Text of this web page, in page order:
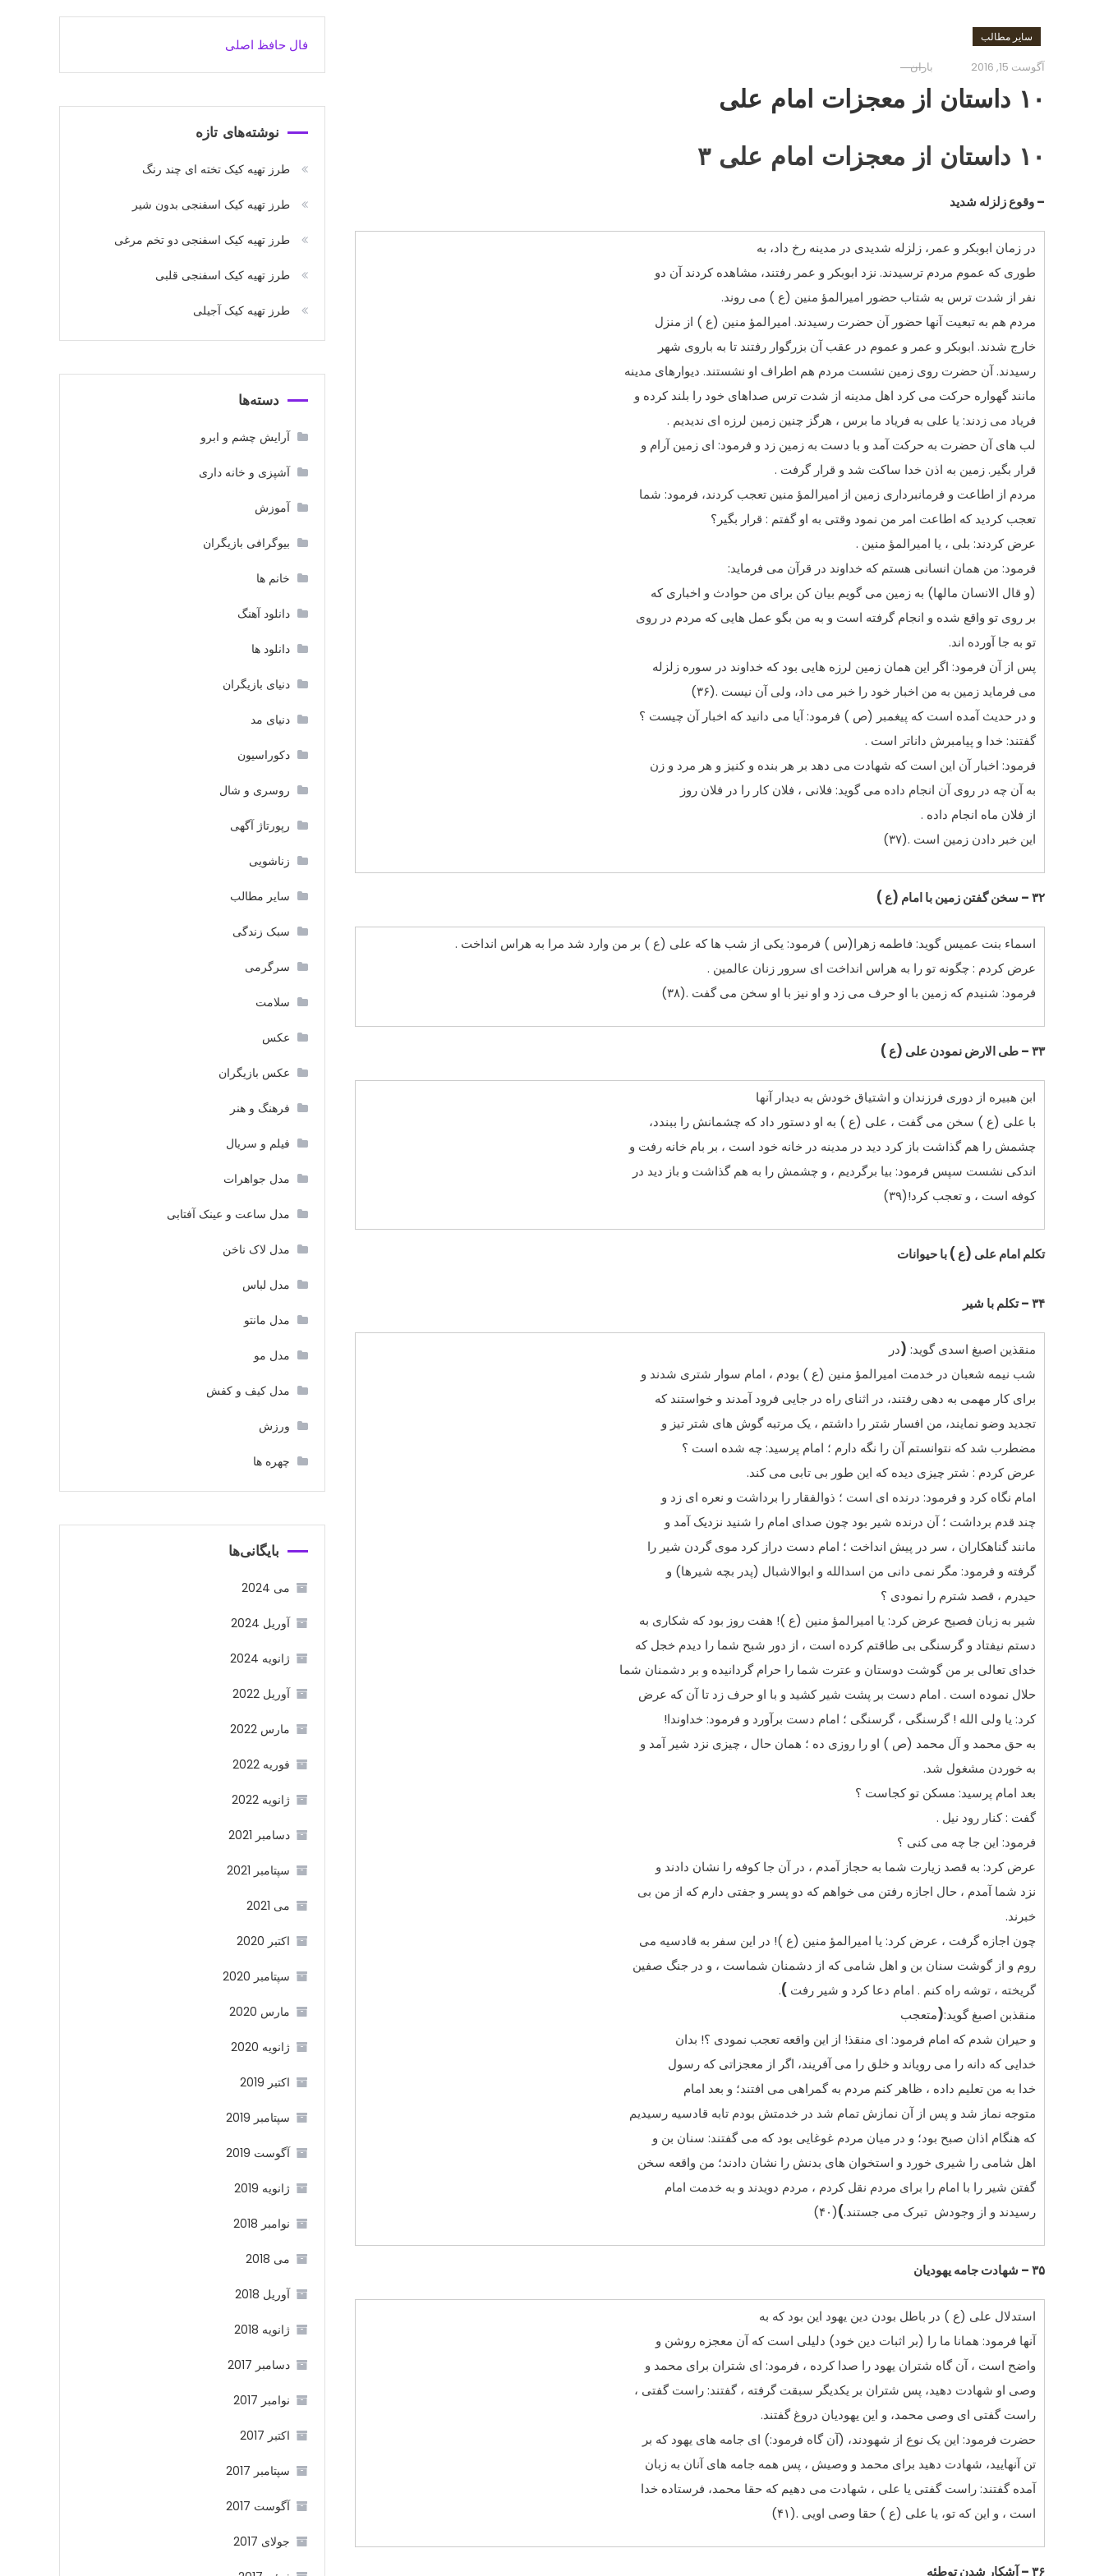
سایر مطالب
آگوست 15, 2016 باران
۱۰ داستان از معجزات امام علی
۱۰ داستان از معجزات امام علی ۳
– وقوع زلزله شدید
در زمان ابوبکر و عمر، زلزله شدیدى در مدینه رخ داد، به
طورى که عموم مردم ترسیدند. نزد ابوبکر و عمر رفتند، مشاهده کردند آن دو
نفر از شدت ترس به شتاب حضور امیرالمؤ منین (ع ) مى روند.
مردم هم به تبعیت آنها حضور آن حضرت رسیدند. امیرالمؤ منین (ع ) از منزل
خارج شدند. ابوبکر و عمر و عموم در عقب آن بزرگوار رفتند تا به باروى شهر
رسیدند. آن حضرت روى زمین نشست مردم هم اطراف او نشستند. دیوارهاى مدینه
مانند گهواره حرکت مى کرد اهل مدینه از شدت ترس صداهاى خود را بلند کرده و
فریاد مى زدند: یا على به فریاد ما برس ، هرگز چنین زمین لرزه اى ندیدیم .
لب هاى آن حضرت به حرکت آمد و با دست به زمین زد و فرمود: اى زمین آرام و
قرار بگیر. زمین به اذن خدا ساکت شد و قرار گرفت .
مردم از اطاعت و فرمانبردارى زمین از امیرالمؤ منین تعجب کردند، فرمود: شما
تعجب کردید که اطاعت امر من نمود وقتى به او گفتم : قرار بگیر؟
عرض کردند: بلى ، یا امیرالمؤ منین .
فرمود: من همان انسانى هستم که خداوند در قرآن مى فرماید:
(و قال الانسان مالها) به زمین مى گویم بیان کن براى من حوادث و اخبارى که
بر روى تو واقع شده و انجام گرفته است و به من بگو عمل هایى که مردم در روى
تو به جا آورده اند.
پس از آن فرمود: اگر این همان زمین لرزه هایى بود که خداوند در سوره زلزله
مى فرماید زمین به من اخبار خود را خبر مى داد، ولى آن نیست .(۳۶)
و در حدیث آمده است که پیغمبر (ص ) فرمود: آیا مى دانید که اخبار آن چیست ؟
گفتند: خدا و پیامبرش داناتر است .
فرمود: اخبار آن این است که شهادت مى دهد بر هر بنده و کنیز و هر مرد و زن
به آن چه در روى آن انجام داده مى گوید: فلانى ، فلان کار را در فلان روز
از فلان ماه انجام داده .
این خبر دادن زمین است .(۳۷)
۳۲ – سخن گفتن زمین با امام (ع )
اسماء بنت عمیس گوید: فاطمه زهرا(س ) فرمود: یکى از شب ها که على (ع ) بر من وارد شد مرا به هراس انداخت .
عرض کردم : چگونه تو را به هراس انداخت اى سرور زنان عالمین .
فرمود: شنیدم که زمین با او حرف مى زد و او نیز با او سخن مى گفت .(۳۸)
۳۳ – طى الارض نمودن على (ع )
ابن هبیره از دورى فرزندان و اشتیاق خودش به دیدار آنها
با على (ع ) سخن مى گفت ، على (ع ) به او دستور داد که چشمانش را ببندد،
چشمش را هم گذاشت باز کرد دید در مدینه در خانه خود است ، بر بام خانه رفت و
اندکى نشست سپس فرمود: بیا برگردیم ، و چشمش را به هم گذاشت و باز دید در
کوفه است ، و تعجب کرد!(۳۹)
تکلم امام على (ع ) با حیوانات
۳۴ – تکلم با شیر
منقذین اصبغ اسدى گوید: (در
شب نیمه شعبان در خدمت امیرالمؤ منین (ع ) بودم ، امام سوار شترى شدند و
براى کار مهمى به دهى رفتند، در اثناى راه در جایى فرود آمدند و خواستند که
تجدید وضو نمایند، من افسار شتر را داشتم ، یک مرتبه گوش هاى شتر تیز و
مضطرب شد که نتوانستم آن را نگه دارم ؛ امام پرسید: چه شده است ؟
عرض کردم : شتر چیزى دیده که این طور بى تابى مى کند.
امام نگاه کرد و فرمود: درنده اى است ؛ ذوالفقار را برداشت و نعره اى زد و
چند قدم برداشت ؛ آن درنده شیر بود چون صداى امام را شنید نزدیک آمد و
مانند گناهکاران ، سر در پیش انداخت ؛ امام دست دراز کرد موى گردن شیر را
گرفته و فرمود: مگر نمى دانى من اسدالله و ابوالاشبال (پدر بچه شیرها) و
حیدرم ، قصد شترم را نمودى ؟
شیر به زبان فصیح عرض کرد: یا امیرالمؤ منین (ع )! هفت روز بود که شکارى به
دستم نیفتاد و گرسنگى بى طاقتم کرده است ، از دور شبح شما را دیدم خجل که
خداى تعالى بر من گوشت دوستان و عترت شما را حرام گردانیده و بر دشمنان شما
حلال نموده است . امام دست بر پشت شیر کشید و با او حرف زد تا آن که عرض
کرد: یا ولى الله ! گرسنگى ، گرسنگى ؛ امام دست برآورد و فرمود: خداوندا!
به حق محمد و آل محمد (ص ) او را روزى ده ؛ همان حال ، چیزى نزد شیر آمد و
به خوردن مشغول شد.
بعد امام پرسید: مسکن تو کجاست ؟
گفت : کنار رود نیل .
فرمود: این جا چه مى کنى ؟
عرض کرد: به قصد زیارت شما به حجاز آمدم ، در آن جا کوفه را نشان دادند و
نزد شما آمدم ، حال اجازه رفتن مى خواهم که دو پسر و جفتى دارم که از من بى
خبرند.
چون اجازه گرفت ، عرض کرد: یا امیرالمؤ منین (ع )! در این سفر به قادسیه مى
روم و از گوشت سنان بن و اهل شامى که از دشمنان شماست ، و در جنگ صفین
گریخته ، توشه راه کنم . امام دعا کرد و شیر رفت )
.
منقذبن اصبغ گوید:(متعجب
و حیران شدم که امام فرمود: اى منقذ! از این واقعه تعجب نمودى ؟! بدان
خدایى که دانه را مى رویاند و خلق را مى آفریند، اگر از معجزاتى که رسول
خدا به من تعلیم داده ، ظاهر کنم مردم به گمراهى مى افتند؛ و بعد امام
متوجه نماز شد و پس از آن نمازش تمام شد در خدمتش بودم تابه قادسیه رسیدیم
که هنگام اذان صبح بود؛ و در میان مردم غوغایى بود که مى گفتند: سنان بن و
اهل شامى را شیرى خورد و استخوان هاى بدنش را نشان دادند؛ من واقعه سخن
گفتن شیر را با امام را براى مردم نقل کردم ، مردم دویدند و به خدمت امام
رسیدند و از وجودش ‍ تبرک مى جستند.)(۴۰)
۳۵ – شهادت جامه یهودیان
استدلال على (ع ) در باطل بودن دین یهود این بود که به
آنها فرمود: همانا ما را (بر اثبات دین خود) دلیلى است که آن معجزه روشن و
واضح است ، آن گاه شتران یهود را صدا کرده ، فرمود: اى شتران براى محمد و
وصى او شهادت دهید، پس شتران بر یکدیگر سبقت گرفته ، گفتند: راست گفتى ،
راست گفتى اى وصى محمد، و این یهودیان دروغ گفتند.
حضرت فرمود: این یک نوع از شهودند، (آن گاه فرمود:) اى جامه هاى یهود که بر
تن آنهایید، شهادت دهید براى محمد و وصیش ، پس همه جامه هاى آنان به زبان
آمده گفتند: راست گفتى یا على ، شهادت مى دهیم که حقا محمد، فرستاده خدا
است ، و این که تو، یا على (ع ) حقا وصى اویى .(۴۱)
۳۶ – آشکار شدن توطئه
فال حافظ اصلی
نوشته‌های تازه
طرز تهیه کیک تخته ای چند رنگ
طرز تهیه کیک اسفنجی بدون شیر
طرز تهیه کیک اسفنجی دو تخم مرغی
طرز تهیه کیک اسفنجی قلبی
طرز تهیه کیک آجیلی
دسته‌ها
آرایش چشم و ابرو
آشپزی و خانه داری
آموزش
بیوگرافی بازیگران
خانم ها
دانلود آهنگ
دانلود ها
دنیای بازیگران
دنیای مد
دکوراسیون
روسری و شال
رپورتاژ آگهی
زناشویی
سایر مطالب
سبک زندگی
سرگرمی
سلامت
عکس
عکس بازیگران
فرهنگ و هنر
فیلم و سریال
مدل جواهرات
مدل ساعت و عینک آفتابی
مدل لاک ناخن
مدل لباس
مدل مانتو
مدل مو
مدل کیف و کفش
ورزش
چهره ها
بایگانی‌ها
می 2024
آوریل 2024
ژانویه 2024
آوریل 2022
مارس 2022
فوریه 2022
ژانویه 2022
دسامبر 2021
سپتامبر 2021
می 2021
اکتبر 2020
سپتامبر 2020
مارس 2020
ژانویه 2020
اکتبر 2019
سپتامبر 2019
آگوست 2019
ژانویه 2019
نوامبر 2018
می 2018
آوریل 2018
ژانویه 2018
دسامبر 2017
نوامبر 2017
اکتبر 2017
سپتامبر 2017
آگوست 2017
جولای 2017